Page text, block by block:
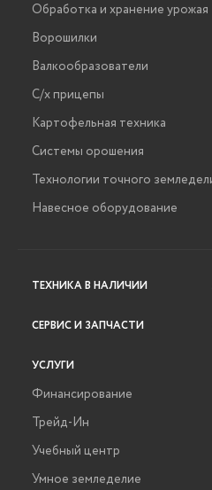
Обработка и хранение урожая
Ворошилки
Валкообразователи
С/х прицепы
Картофельная техника
Системы орошения
Технологии точного
Навесное оборудование
ТЕХНИКА В НАЛИЧИИ
СЕРВИС И ЗАПЧАСТИ
УСЛУГИ
Финансирование
Трейд-Ин
Учебный центр
Умное земледелие